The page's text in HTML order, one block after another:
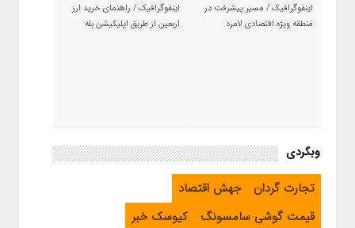
اینفوگرافیک / مسیر پیشرفت در
منطقه ویژه اقتصادی لامرد
اینفوگرافیک / راهنمای خرید ارز
اربعین از طریق اپلیکیشن بله
وبگردی
تجارت گردان
جهش اقتصاد
قیمت گوشی سامسونگ
کیوسک خبر